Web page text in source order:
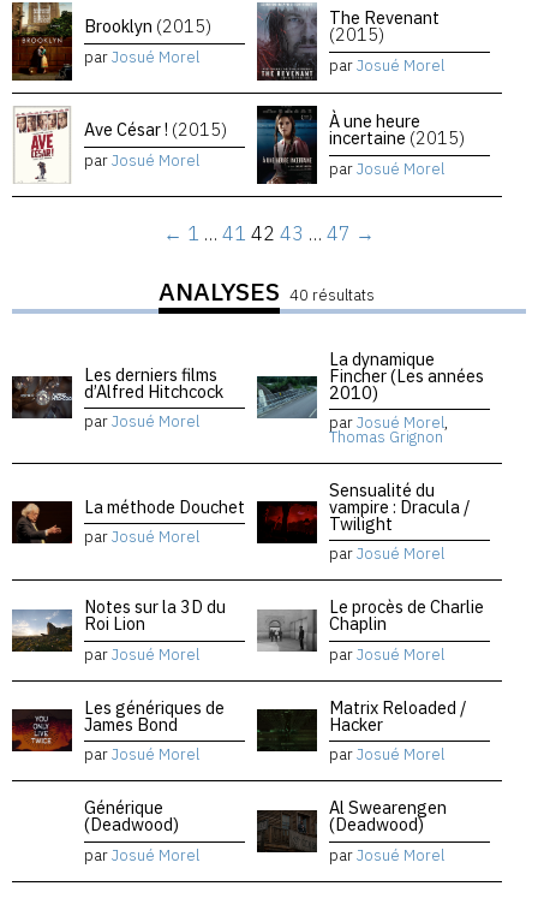
Brooklyn (2015)
parJosué Morel
The Revenant
(2015)
parJosué Morel
Ave César ! (2015)
parJosué Morel
À une heure
incertaine (2015)
parJosué Morel
← 1 … 41 42 43 … 47 →
ANALYSES 40 résultats
Les derniers films
d’Alfred Hitchcock
parJosué Morel
La dynamique
Fincher (Les années
2010)
parJosué Morel,
Thomas Grignon
La méthode Douchet
parJosué Morel
Sensualité du
vampire : Dracula /
Twilight
parJosué Morel
Notes sur la 3D du
Roi Lion
parJosué Morel
Le procès de Charlie
Chaplin
parJosué Morel
Les génériques de
James Bond
parJosué Morel
Matrix Reloaded /
Hacker
parJosué Morel
Générique
(Deadwood)
parJosué Morel
Al Swearengen
(Deadwood)
parJosué Morel